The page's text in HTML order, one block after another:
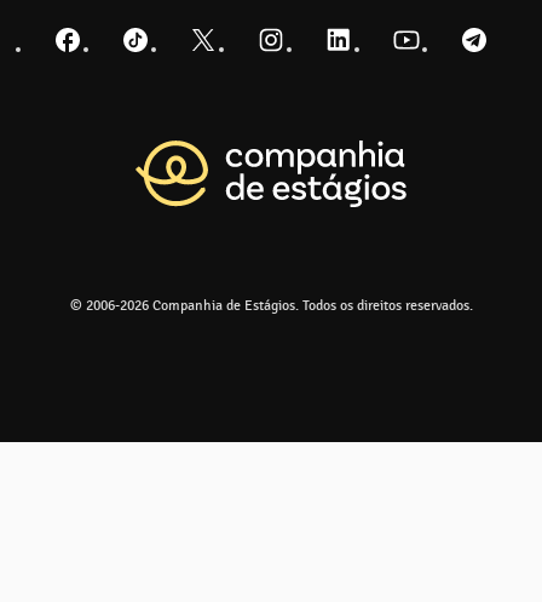
FacebookTikTok Twitter InstagramLinkedInYouTube
© 2006-2026 Companhia de Estágios. Todos os direitos reservados.